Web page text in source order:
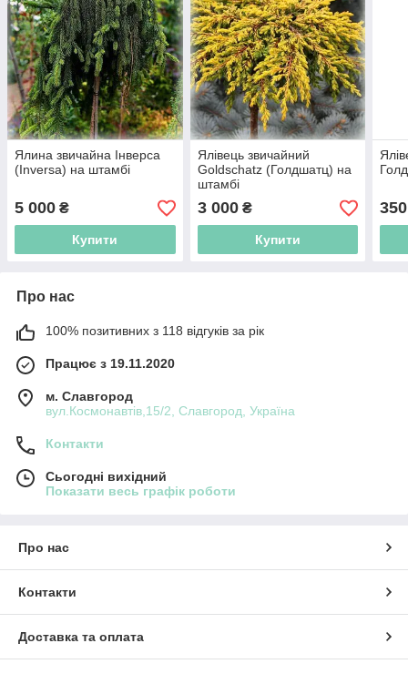
Ялина звичайна Інверса
(Inversa) на штамбі
5 000 ₴
Купити
Ялівець звичайний
Goldschatz (Голдшатц) на
штамбі
3 000₴
Купити
350
Про нас
100% позитивних з 118 відгуків за рік
Працює з 19.11.2020
м. Славгород
вул.Космонавтів,15/2, Славгород, Україна
Контакти
Сьогодні вихідний
Показати весь графік роботи
Про нас
Контакти
Доставка та оплата